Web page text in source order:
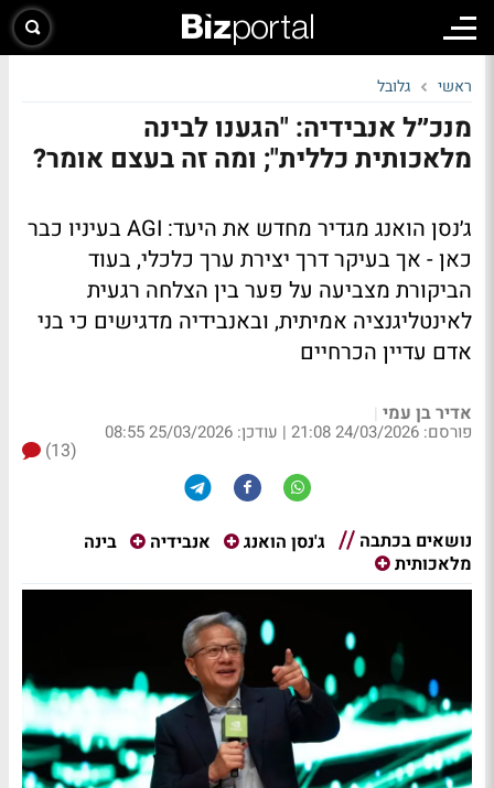
ראשי גלובל
מנכ״ל אנבידיה: "הגענו לבינה
מלאכותית כללית"; ומה זה בעצם אומר?
ג׳נסן הואנג מגדיר מחדש את היעד: AGI בעיניו כבר
כאן - אך בעיקר דרך יצירת ערך כלכלי, בעוד
הביקורת מצביעה על פער בין הצלחה רגעית
לאינטליגנציה אמיתית, ובאנבידיה מדגישים כי בני
אדם עדיין הכרחיים
אדיר בן עמי |
פורסם: 24/03/2026 21:08 | עודכן: 25/03/2026 08:55
(13)
נושאים בכתבה ג'נסן הואנג אנבידיה
בינה
מלאכותית